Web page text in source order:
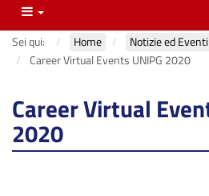
Menu
Sei qui: Home Notizie ed Eventi
Career Virtual Events UNIPG 2020
Career Virtual
2020